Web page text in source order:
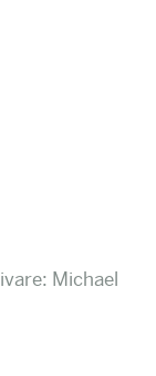
Michael